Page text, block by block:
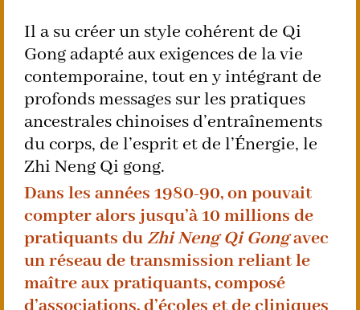
Il a su créer un style cohérent de Qi
Gong adapté aux exigences de la vie
contemporaine, tout en y intégrant de
profonds messages sur les pratiques
ancestrales chinoises d’entraînements
du corps, de l’esprit et de l’Énergie, le
Zhi Neng Qi gong.
Dans les années 1980-90, on pouvait
compter alors jusqu’à 10 millions de
pratiquants duZhi Neng Qi Gongavec
un réseau de transmission reliant le
maître aux pratiquants, composé